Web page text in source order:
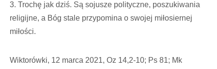
3. Trochę jak dziś. Są sojusze polityczne, poszukiwania
religijne, a Bóg stale przypomina o swojej miłosiernej
miłości.
Wiktorówki, 12 marca 2021, Oz 14,2-10; Ps 81; Mk